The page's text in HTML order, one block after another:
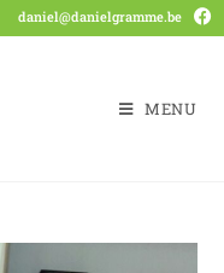
daniel@danielgramme.be
MENU